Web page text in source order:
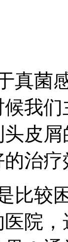
真菌
我
皮
治疗
比较
院